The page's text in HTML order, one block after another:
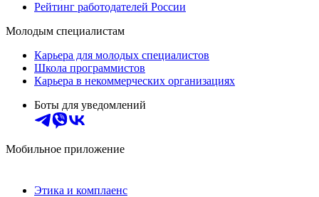
Рейтинг работодателей России
Молодым специалистам
Карьера для молодых специалистов
Школа программистов
Карьера в некоммерческих организациях
Боты для уведомлений
Мобильное приложение
Этика и комплаенс